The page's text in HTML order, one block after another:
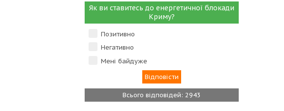
Як ви ставитесь до енергетичної блокади
Криму?
Позитивно
Негативно
Мені байдуже
Всього відповідей: 2943